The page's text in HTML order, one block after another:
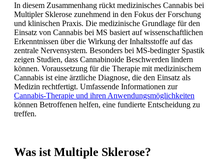
In diesem Zusammenhang rückt medizinisches Cannabis bei
Multipler Sklerose zunehmend in den Fokus der Forschung
und klinischen Praxis. Die medizinische Grundlage für den
Einsatz von Cannabis bei MS basiert auf wissenschaftlichen
Erkenntnissen über die Wirkung der Inhaltsstoffe auf das
zentrale Nervensystem. Besonders bei MS-bedingter Spastik
zeigen Studien, dass Cannabinoide Beschwerden lindern
können. Voraussetzung für die Therapie mit medizinischem
Cannabis ist eine ärztliche Diagnose, die den Einsatz als
Medizin rechtfertigt. Umfassende Informationen zur
Cannabis-Therapie und ihren Anwendungsmöglichkeiten
können Betroffenen helfen, eine fundierte Entscheidung zu
treffen.
Was ist Multiple Sklerose?